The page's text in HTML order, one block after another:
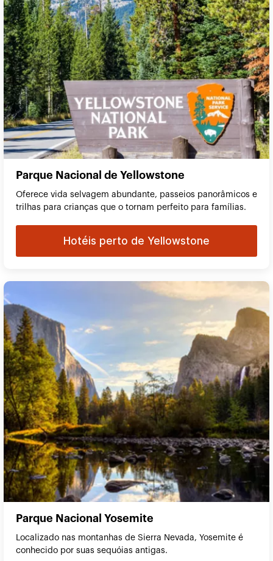
Parque Nacional de Yellowstone
Oferece vida selvagem abundante, passeios panorâmicos e
trilhas para crianças que o tornam perfeito para famílias.
Hotéis perto de Yellowstone
Parque Nacional Yosemite
Localizado nas montanhas de Sierra Nevada, Yosemite é
conhecido por suas sequóias antigas.